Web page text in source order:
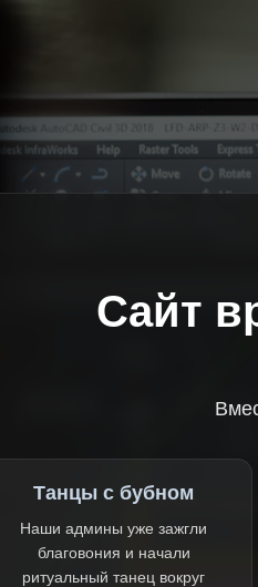
Сайт
Танцы с бубном
Наши админы уже зажгли
благовония и начали
ритуальный танец вокруг